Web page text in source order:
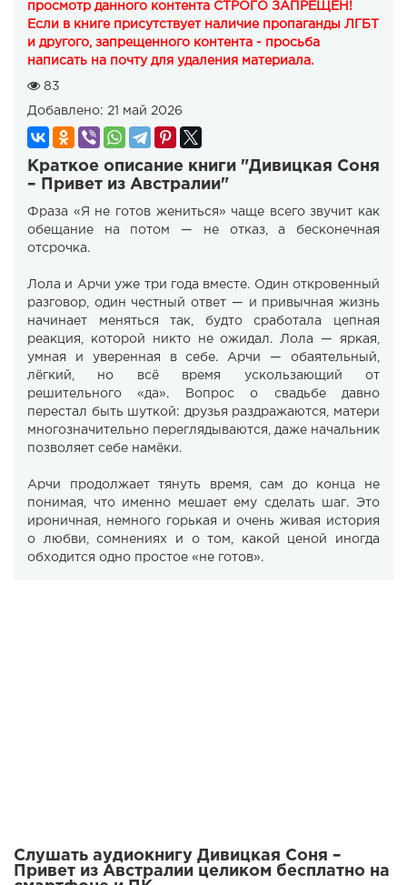
просмотр данного контента СТРОГО ЗАПРЕЩЕН!
Если в книге присутствует наличие пропаганды ЛГБТ
и другого, запрещенного контента - просьба
написать на почту для удаления материала.
83
Добавлено: 21 май 2026
Краткое описание книги "Дивицкая Соня
– Привет из Австралии"
Фраза «Я не готов жениться» чаще всего звучит как
обещание на потом — не отказ, а бесконечная
отсрочка.
Лола и Арчи уже три года вместе. Один откровенный
разговор, один честный ответ — и привычная жизнь
начинает меняться так, будто сработала цепная
реакция, которой никто не ожидал. Лола — яркая,
умная и уверенная в себе. Арчи — обаятельный,
лёгкий, но всё время ускользающий от
решительного «да». Вопрос о свадьбе давно
перестал быть шуткой: друзья раздражаются, матери
многозначительно переглядываются, даже начальник
позволяет себе намёки.
Арчи продолжает тянуть время, сам до конца не
понимая, что именно мешает ему сделать шаг. Это
ироничная, немного горькая и очень живая история
о любви, сомнениях и о том, какой ценой иногда
обходится одно простое «не готов».
Слушать аудиокнигу Дивицкая Соня –
Привет из Австралии целиком бесплатно на